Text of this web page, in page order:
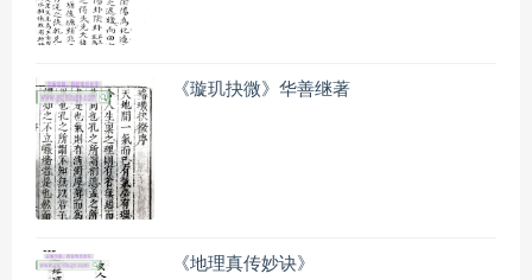
《璇玑抉微》华善继著
《地理真传妙诀》